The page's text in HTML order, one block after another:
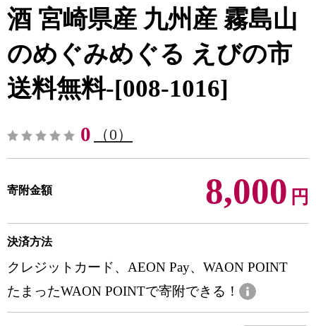
酒 宮崎県産 九州産 霧島山
のめぐみめぐる えびの市
送料無料-[008-1016]
0 （0）
寄附金額 8,000 円
決済方法
クレジットカード、AEON Pay、WAON POINT
たまったWAON POINTで寄附できる！